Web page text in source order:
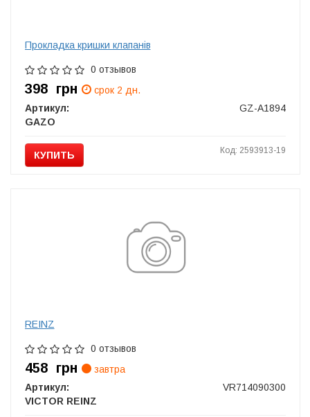
Прокладка кришки клапанів
0 отзывов
398 грн
срок 2 дн.
Артикул:
GZ-A1894
GAZO
КУПИТЬ Код: 2593913-19
REINZ
0 отзывов
458 грн
завтра
Артикул:
VR714090300
VICTOR REINZ